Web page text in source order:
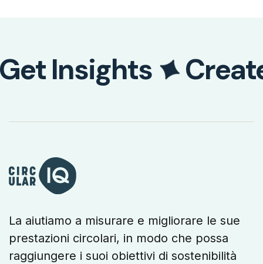
Insights
La aiutiamo a misurare e migliorare le sue
prestazioni circolari, in modo che possa
raggiungere i suoi obiettivi di sostenibilità